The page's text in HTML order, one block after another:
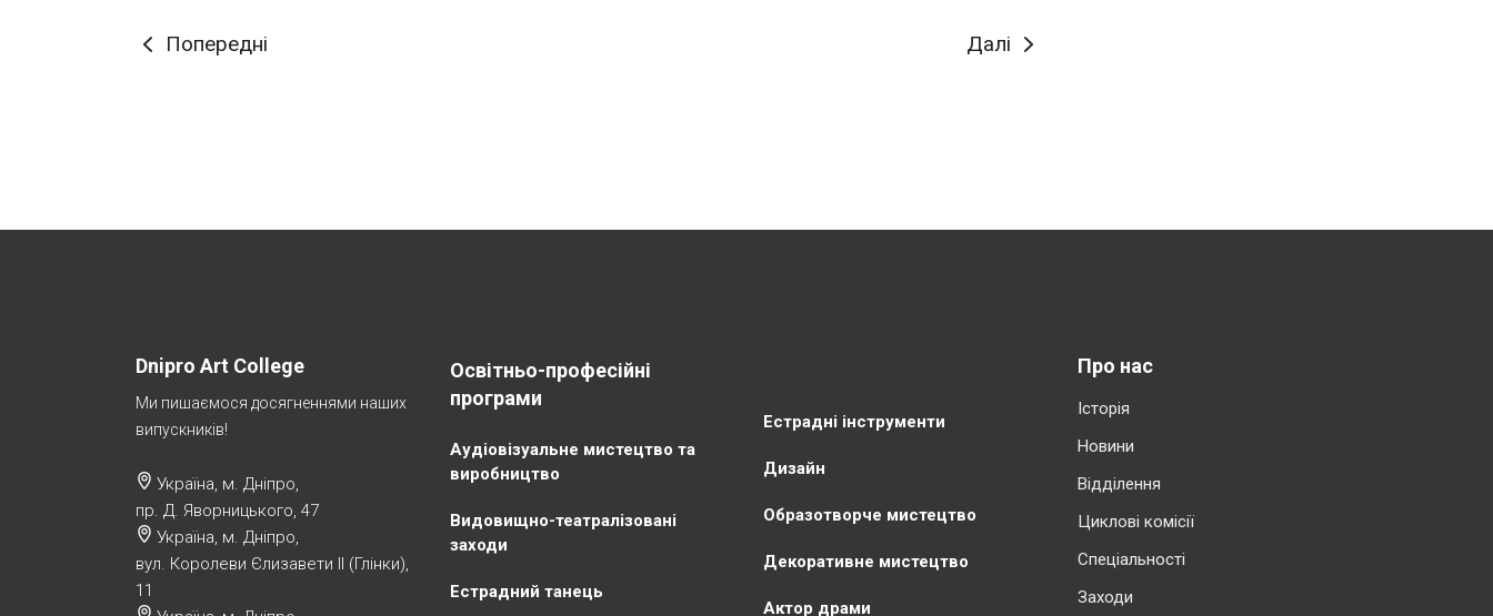
Попередні Далі
Dnipro Art College
Ми пишаємося досягненнями наших
випускників!
Україна, м. Дніпро,
пр. Д. Яворницького, 47
Україна, м. Дніпро,
вул. Королеви Єлизавети ІІ (Глінки),
11
Освітньо-професійні
програми
Аудіовізуальне мистецтво та
виробництво
Видовищно-театралізовані
заходи
Естрадний танець
Естрадні інструменти
Дизайн
Образотворче мистецтво
Декоративне мистецтво
Актор драми
Про нас
Історія
Новини
Відділення
Циклові комісії
Cпеціальності
Заходи